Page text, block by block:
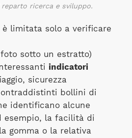
ricerca e sviluppo.
è limitata solo a verificare
sotto un estratto)
indicatori
sicurezza
bollini di
identificano alcune
esempio, la facilità di
gomma o la relativa